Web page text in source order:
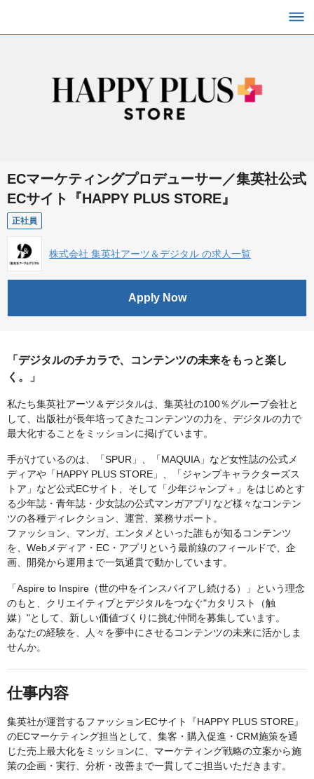
ECマーケティングプロデューサー／集英社公式
ECサイト『HAPPY PLUS STORE』
正社員
株式会社 集英社アーツ＆デジタル の求人一覧
Apply Now
「デジタルのチカラで、コンテンツの未来をもっと楽し
く。」
私たち集英社アーツ＆デジタルは、集英社の100％グループ会社と
して、出版社が長年培ってきたコンテンツの力を、デジタルの力で
最大化することをミッションに掲げています。
手がけているのは、「SPUR」、「MAQUIA」など女性誌の公式メ
ディアや「HAPPY PLUS STORE」、「ジャンプキャラクターズス
トア」など公式ECサイト、そして「少年ジャンプ＋」をはじめとす
る少年誌・青年誌・少女誌の公式マンガアプリなど様々なコンテン
ツの各種ディレクション、運営、業務サポート。
ファッション、マンガ、エンタメといった誰もが知るコンテンツ
を、Webメディア・EC・アプリという最前線のフィールドで、企
画、開発から運用まで一気通貫で動かしています。
「Aspire to Inspire（世の中をインスパイアし続ける）」という理念
のもと、クリエイティブとデジタルをつなぐ"カタリスト（触
媒）"として、新しい価値づくりに挑む仲間を募集しています。
あなたの経験を、人々を夢中にさせるコンテンツの未来に活かしま
せんか。
仕事内容
集英社が運営するファッションECサイト『HAPPY PLUS STORE』
のECマーケティング担当として、集客・購入促進・CRM施策を通
じた売上最大化をミッションに、マーケティング戦略の立案から施
策の企画・実行、分析・改善まで一貫してご担当いただきます。